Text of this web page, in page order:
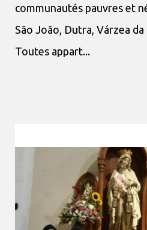
communautés pauvres et
São João, Dutra, Várzea
Toutes appart...